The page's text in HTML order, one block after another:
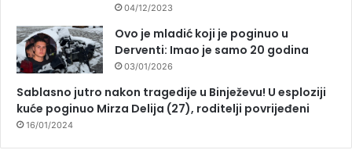
04/12/2023
Ovo je mladić koji je poginuo u
Derventi: Imao je samo 20 godina
03/01/2026
Sablasno jutro nakon tragedije u Binježevu! U esploziji
kuće poginuo Mirza Delija (27), roditelji povrijeđeni
16/01/2024